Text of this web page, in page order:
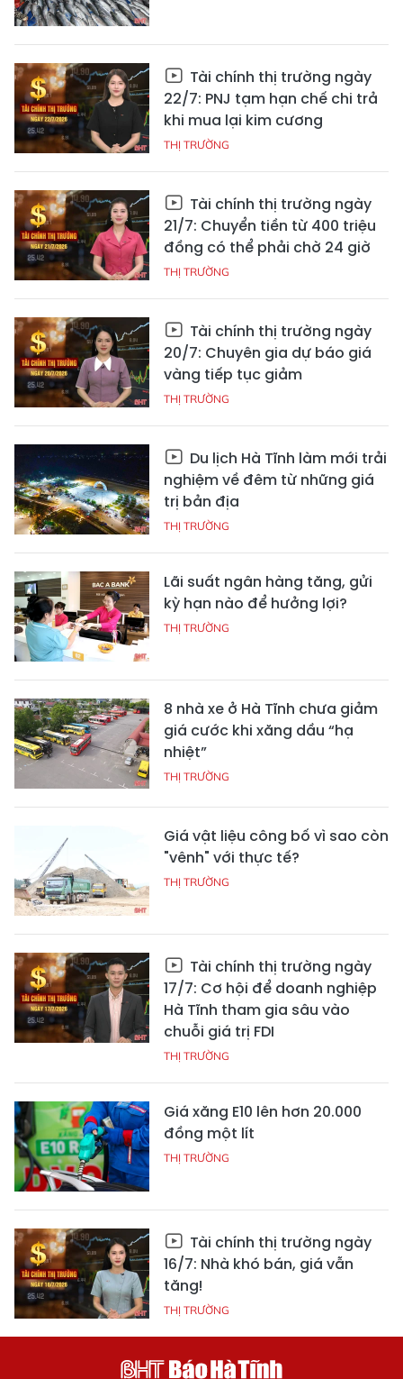
Tài chính thị trường ngày
22/7: PNJ tạm hạn chế chi trả
khi mua lại kim cương
THỊ TRƯỜNG
Tài chính thị trường ngày
21/7: Chuyển tiền từ 400 triệu
đồng có thể phải chờ 24 giờ
THỊ TRƯỜNG
Tài chính thị trường ngày
20/7: Chuyên gia dự báo giá
vàng tiếp tục giảm
THỊ TRƯỜNG
Du lịch Hà Tĩnh làm mới trải
nghiệm về đêm từ những giá
trị bản địa
THỊ TRƯỜNG
Lãi suất ngân hàng tăng, gửi
kỳ hạn nào để hưởng lợi?
THỊ TRƯỜNG
8 nhà xe ở Hà Tĩnh chưa giảm
giá cước khi xăng dầu “hạ
nhiệt”
THỊ TRƯỜNG
Giá vật liệu công bố vì sao còn
"vênh" với thực tế?
THỊ TRƯỜNG
Tài chính thị trường ngày
17/7: Cơ hội để doanh nghiệp
Hà Tĩnh tham gia sâu vào
chuỗi giá trị FDI
THỊ TRƯỜNG
Giá xăng E10 lên hơn 20.000
đồng một lít
THỊ TRƯỜNG
Tài chính thị trường ngày
16/7: Nhà khó bán, giá vẫn
tăng!
THỊ TRƯỜNG